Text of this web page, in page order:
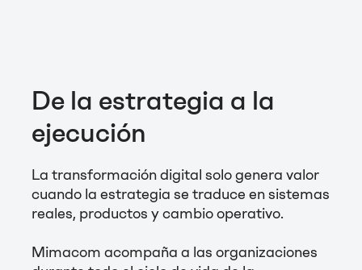
De la estrategia a la
ejecución
La transformación digital solo genera valor
cuando la estrategia se traduce en sistemas
reales, productos y cambio operativo.
Mimacom acompaña a las organizaciones